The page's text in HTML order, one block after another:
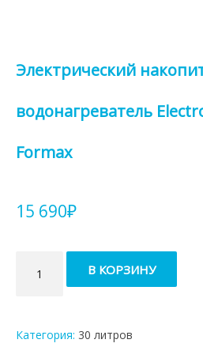
Электрический
водонагреватель
Formax
15 690₽
товара
Электрический
Electrolux
В КОРЗИНУ
Категория: 30 литров